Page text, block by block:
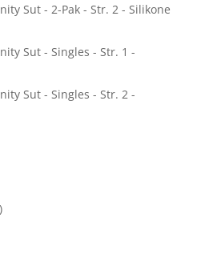
Sut - 2-Pak - Str. 2 - Silikone
Sut - Singles - Str. 1 -
Sut - Singles - Str. 2 -